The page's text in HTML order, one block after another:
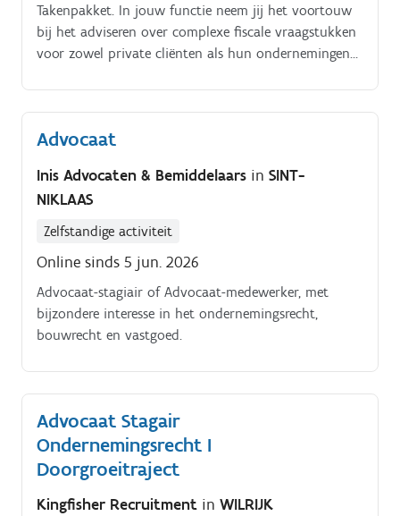
Takenpakket. In jouw functie neem jij het voortouw
bij het adviseren over complexe fiscale vraagstukken
voor zowel private cliënten als hun ondernemingen
waarbij je de belangen van de cliënt altijd scherp in
het oog houdt door een adviserende rol aan te
bezwaarschriften voor en voert onderhandelingen
met de administratie om tot de beste resultaten te
komen Samen met je collega's werk je aan
voor een duurzame successieplanning op maat Je
onderhoudt nauwe contacten met cliënten en groeit
uit tot een echte vertrouwenspersoon voor
uiteenlopende fiscale uitdagingen Je bewaakt de
relevante wetgeving en rechtspraak.
Advocaat
Inis Advocaten & Bemiddelaars in SINT-
NIKLAAS
Zelfstandige activiteit
Online sinds 5 jun. 2026
Advocaat-stagiair of Advocaat-medewerker, met
bijzondere interesse in het ondernemingsrecht,
bouwrecht en vastgoed.
Advocaat Stagair
Ondernemingsrecht I
Doorgroeitraject
Kingfisher Recruitment in WILRIJK